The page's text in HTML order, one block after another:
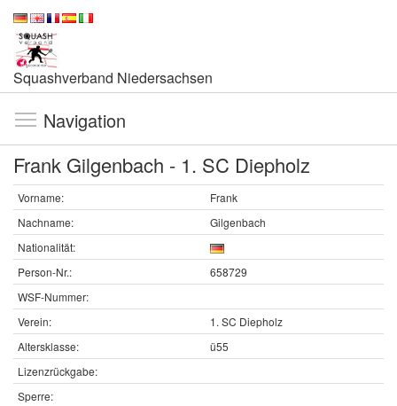
Squashverband Niedersachsen
Navigation
Frank Gilgenbach - 1. SC Diepholz
Vorname:
Frank
Nachname:
Gilgenbach
Nationalität:
Person-Nr.:
658729
WSF-Nummer:
Verein:
1. SC Diepholz
Altersklasse:
ü55
Lizenzrückgabe:
Sperre: